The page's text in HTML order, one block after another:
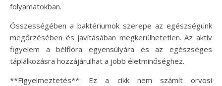
folyamatokban.
Összességében a baktériumok szerepe az egészségünk
megőrzésében és javításában megkerülhetetlen. Az aktív
figyelem a bélflóra egyensúlyára és az egészséges
táplálkozásra hozzájárulhat a jobb életminőséghez.
**Figyelmeztetés**: Ez a cikk nem számít orvosi